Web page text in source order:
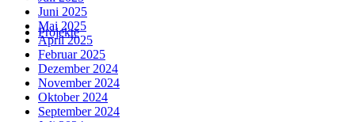
Projekte
Juni 2025
Mai 2025
April 2025
Februar 2025
Dezember 2024
November 2024
Oktober 2024
September 2024